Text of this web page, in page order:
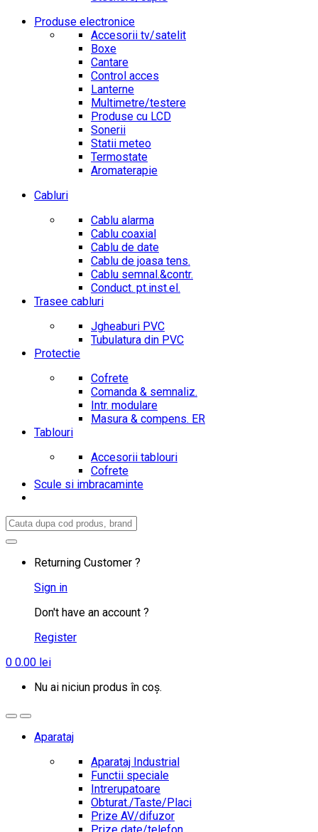
Produse electronice
Accesorii tv/satelit
Boxe
Cantare
Control acces
Lanterne
Multimetre/testere
Produse cu LCD
Sonerii
Statii meteo
Termostate
Aromaterapie
Cabluri
Cablu alarma
Cablu coaxial
Cablu de date
Cablu de joasa tens.
Cablu semnal.&contr.
Conduct. pt.inst.el.
Trasee cabluri
Jgheaburi PVC
Tubulatura din PVC
Protectie
Cofrete
Comanda & semnaliz.
Intr. modulare
Masura & compens. ER
Tablouri
Accesorii tablouri
Cofrete
Scule si imbracaminte
Search
Returning Customer ?
Sign in
Don't have an account ?
Register
0 0.00 lei
Nu ai niciun produs în coș.
Aparataj
Aparataj Industrial
Functii speciale
Intrerupatoare
Obturat./Taste/Placi
Prize AV/difuzor